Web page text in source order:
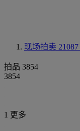
现场拍卖 21087
拍品 3854
3854
1 更多